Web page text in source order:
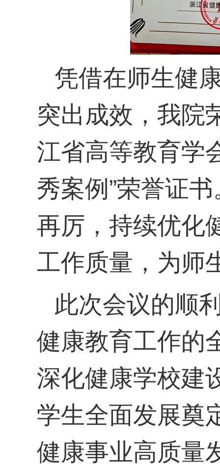
凭借在师生健
突出成效，我院
江省高等教育学
秀案例 ”荣誉证
再厉，持续优化
工作质量，为师
此次会议的顺
健康教育工作的
深化健康学校建
学生全面发展奠
健康事业高质量